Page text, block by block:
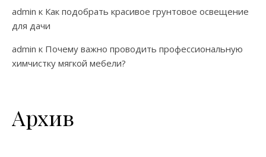
admin к Как подобрать красивое грунтовое освещение
для дачи
admin к Почему важно проводить профессиональную
химчистку мягкой мебели?
Архив